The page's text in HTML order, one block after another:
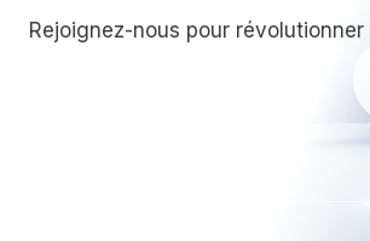
Rejoignez-nous pour